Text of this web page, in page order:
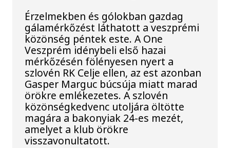
Érzelmekben és gólokban gazdag
gálamérkőzést láthatott a veszprémi
közönség péntek este. A One
Veszprém idénybeli első hazai
mérkőzésén fölényesen nyert a
szlovén RK Celje ellen, az est azonban
Gasper Marguc búcsúja miatt marad
örökre emlékezetes. A szlovén
közönségkedvenc utoljára öltötte
magára a bakonyiak 24-es mezét,
amelyet a klub örökre
visszavonultatott.